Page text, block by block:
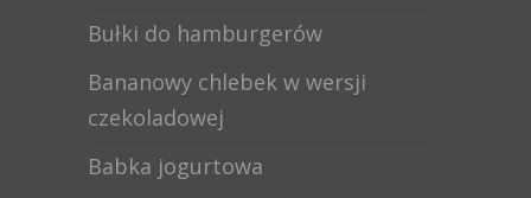
Bułki do hamburgerów
Bananowy chlebek w wersji
czekoladowej
Babka jogurtowa